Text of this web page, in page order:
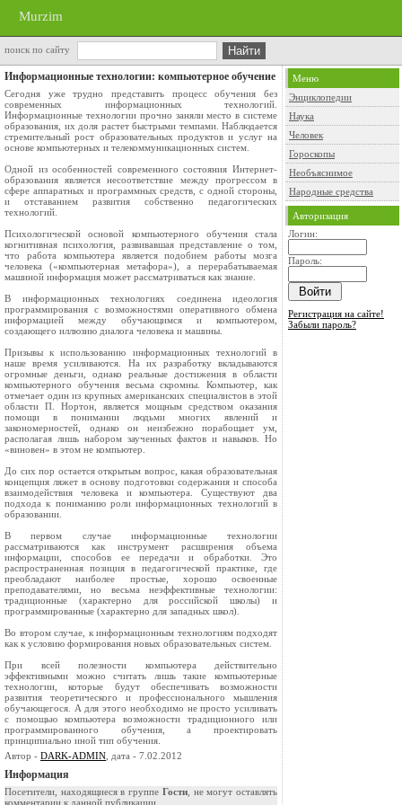
Murzim
поиск по сайту
Информационные технологии: компьютерное обучение
Сегодня уже трудно представить процесс обучения без
современных информационных технологий.
Информационные технологии прочно заняли место в системе
образования, их доля растет быстрыми темпами. Наблюдается
стремительный рост образовательных продуктов и услуг на
основе компьютерных и телекоммуникационных систем.
Одной из особенностей современного состояния Интернет-
образования является несоответствие между прогрессом в
сфере аппаратных и программных средств, с одной стороны,
и отставанием развития собственно педагогических
технологий.
Психологической основой компьютерного обучения стала
когнитивная психология, развивавшая представление о том,
что работа компьютера является подобием работы мозга
человека («компьютерная метафора»), а перерабатываемая
машиной информация может рассматриваться как знание.
В информационных технологиях соединена идеология
программирования с возможностями оперативного обмена
информацией между обучающимся и компьютером,
создающего иллюзию диалога человека и машины.
Призывы к использованию информационных технологий в
наше время усиливаются. На их разработку вкладываются
огромные деньги, однако реальные достижения в области
компьютерного обучения весьма скромны. Компьютер, как
отмечает один из крупных американских специалистов в этой
области П. Нортон, является мощным средством оказания
помощи в понимании людьми многих явлений и
закономерностей, однако он неизбежно порабощает ум,
располагая лишь набором заученных фактов и навыков. Но
«виновен» в этом не компьютер.
До сих пор остается открытым вопрос, какая образовательная
концепция ляжет в основу подготовки содержания и способа
взаимодействия человека и компьютера. Существуют два
подхода к пониманию роли информационных технологий в
образовании.
В первом случае информационные технологии
рассматриваются как инструмент расширения объема
информации, способов ее передачи и обработки. Это
распространенная позиция в педагогической практике, где
преобладают наиболее простые, хорошо освоенные
преподавателями, но весьма неэффективные технологии:
традиционные (характерно для российской школы) и
программированные (характерно для западных школ).
Во втором случае, к информационным технологиям подходят
как к условию формирования новых образовательных систем.
При всей полезности компьютера действительно
эффективными можно считать лишь такие компьютерные
технологии, которые будут обеспечивать возможности
развития теоретического и профессионального мышления
обучающегося. А для этого необходимо не просто усиливать
с помощью компьютера возможности традиционного или
программированного обучения, а проектировать
принципиально иной тип обучения.
Автор - DARK-ADMIN , дата - 7.02.2012
Информация
Посетители, находящиеся в группе Гости, не могут оставлять
комментарии к данной публикации.
Меню
Энциклопедии
Наука
Человек
Гороскопы
Необъяснимое
Народные средства
Авторизация
Логин:
Пароль:
Регистрация на сайте!
Забыли пароль?